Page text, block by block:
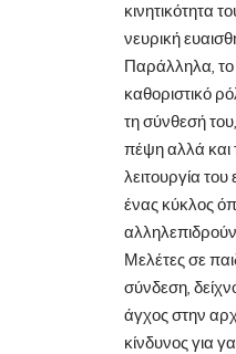
κινητικότητα
νευρική
Παράλληλα, το
καθοριστικό
τη σύνθεσή
πέψη αλλά και
λειτουργία
ένας κύκλος
Μελέτες σε
σύνδεση,
άγχος στην
κίνδυνος για